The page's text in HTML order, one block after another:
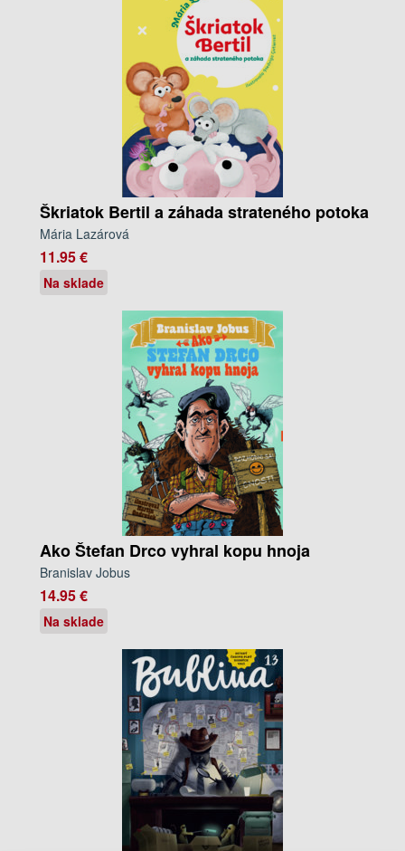
Škriatok Bertil a záhada strateného potoka
Mária Lazárová
11.95 €
Na sklade
Ako Štefan Drco vyhral kopu hnoja
Branislav Jobus
14.95 €
Na sklade